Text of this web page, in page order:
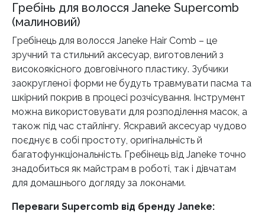
Гребінь для волосся Janeke Supercomb
(малиновий)
Гребінець для волосся Janeke Hair Comb – це
зручний та стильний аксесуар, виготовлений з
високоякісного довговічного пластику. Зубчики
заокругленої форми не будуть травмувати пасма та
шкірний покрив в процесі розчісування. Інструмент
можна використовувати для розподілення масок, а
також під час стайлінгу. Яскравий аксесуар чудово
поєднує в собі простоту, оригінальність й
багатофункціональність. Гребінець від Janeke точно
знадобиться як майстрам в роботі, так і дівчатам
для домашнього догляду за локонами.
Переваги Supercomb від бренду Janeke: